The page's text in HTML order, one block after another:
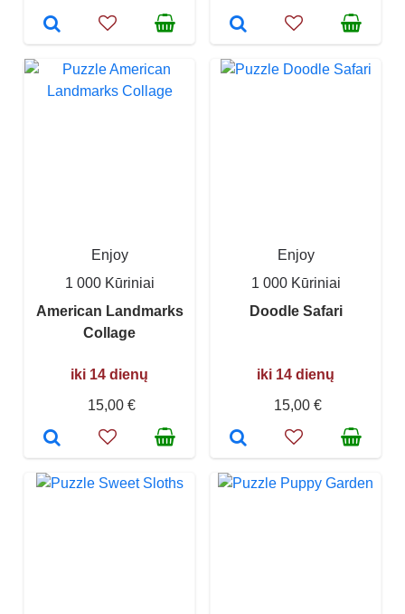
Enjoy
1 000 Kūriniai
American Landmarks
Collage
iki 14 dienų
15,00 €
Enjoy
1 000 Kūriniai
Doodle Safari
iki 14 dienų
15,00 €